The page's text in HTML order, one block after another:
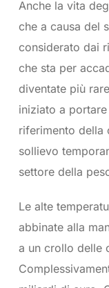
Anche la vita
che a causa del
considerato dai
che sta per
diventate più
iniziato a
riferimento della
sollievo
settore della
Le alte
abbinate alla
a un crollo delle